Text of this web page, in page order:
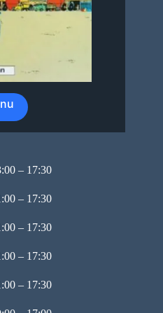
– 17:30
– 17:30
– 17:30
– 17:30
– 17:30